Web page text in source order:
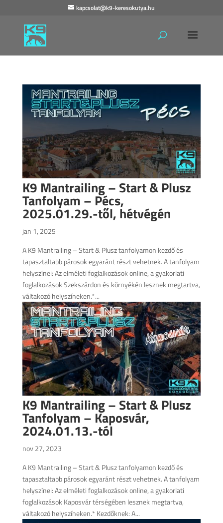
kapcsolat@k9-keresokutya.hu
K9 Mantrailing – Start & Plusz
Tanfolyam – Pécs,
2025.01.29.-től, hétvégén
jan 1, 2025
A K9 Mantrailing – Start & Plusz tanfolyamon kezdő és
tapasztaltabb párosok egyaránt részt vehetnek. A tanfolyam
helyszínei: Az elméleti foglalkozások online, a gyakorlati
foglalkozások Szekszárdon és környékén lesznek megtartva,
váltakozó helyszíneken.*...
K9 Mantrailing – Start & Plusz
Tanfolyam – Kaposvár,
2024.01.13.-tól
nov 27, 2023
A K9 Mantrailing – Start & Plusz tanfolyamon kezdő és
tapasztaltabb párosok egyaránt részt vehetnek. A tanfolyam
helyszínei: Az elméleti foglalkozások online, a gyakorlati
foglalkozások Kaposvár térségében lesznek megtartva,
váltakozó helyszíneken.* Kezdőknek: A...